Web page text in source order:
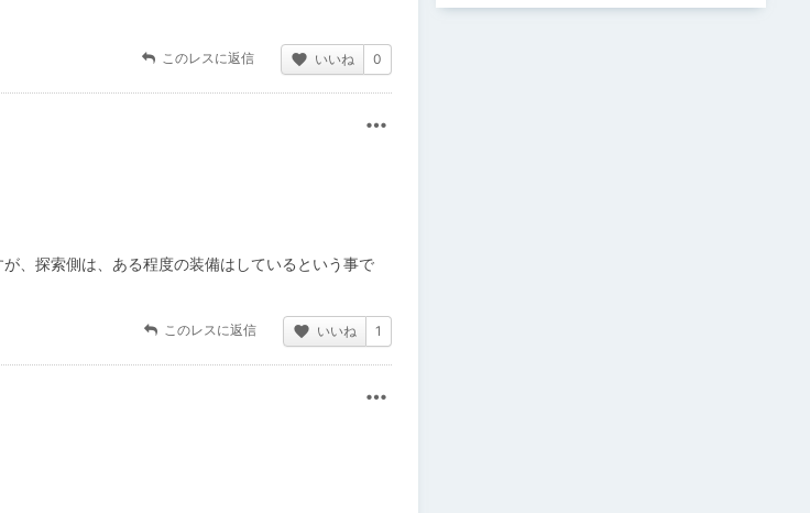
このレスに返信 いいね 0
、探索側は、ある程度の装備はしているという事で
このレスに返信 いいね 1